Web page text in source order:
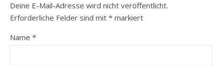
Deine E-Mail-Adresse wird nicht veröffentlicht.
Erforderliche Felder sind mit * markiert
Name *